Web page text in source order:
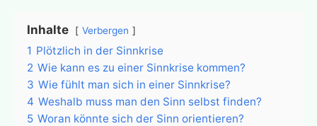
Inhalte Verbergen
1 Plötzlich in der Sinnkrise
2 Wie kann es zu einer Sinnkrise kommen?
3 Wie fühlt man sich in einer Sinnkrise?
4 Weshalb muss man den Sinn selbst finden?
5 Woran könnte sich der Sinn orientieren?